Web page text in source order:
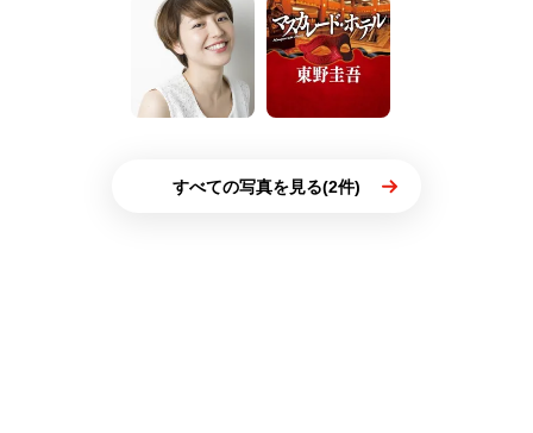
すべての写真を見る(2件)